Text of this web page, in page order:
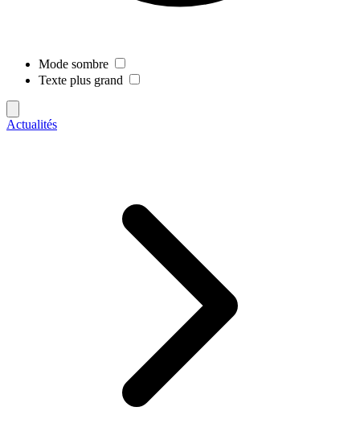
Mode sombre
Texte plus grand
Actualités